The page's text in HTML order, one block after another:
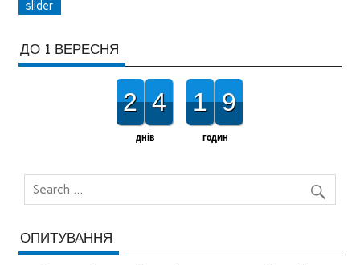
slider
ДО 1 ВЕРЕСНЯ
2 4
днів
1 9
годин
ОПИТУВАННЯ